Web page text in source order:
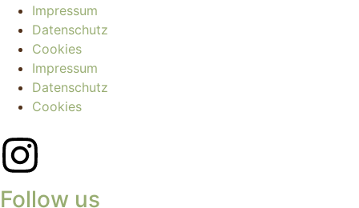
Impressum
Datenschutz
Cookies
Impressum
Datenschutz
Cookies
Follow us